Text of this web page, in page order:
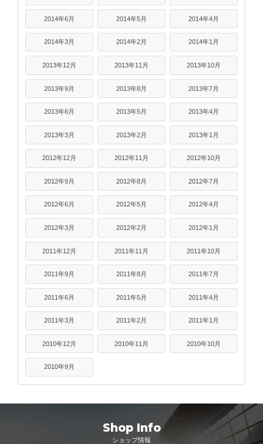
2014年6月 2014年5月 2014年4月
2014年3月 2014年2月 2014年1月
2013年12月 2013年11月 2013年10月
2013年9月 2013年8月 2013年7月
2013年6月 2013年5月 2013年4月
2013年3月 2013年2月 2013年1月
2012年12月 2012年11月 2012年10月
2012年9月 2012年8月 2012年7月
2012年6月 2012年5月 2012年4月
2012年3月 2012年2月 2012年1月
2011年12月 2011年11月 2011年10月
2011年9月 2011年8月 2011年7月
2011年6月 2011年5月 2011年4月
2011年3月 2011年2月 2011年1月
2010年12月 2010年11月 2010年10月
2010年9月
Shop Info
ショップ情報